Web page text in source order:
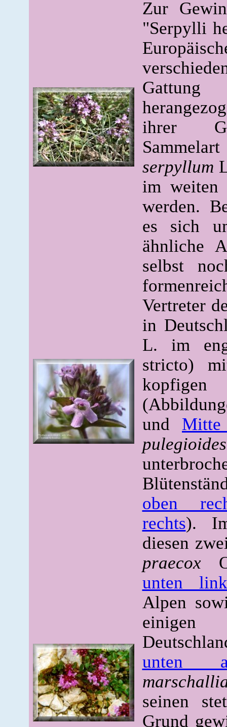
Zur
"Serpylli
ihrer
serpyllum
im weiten
werden.
es sich
ähnliche
selbst
Vertreter
in
L. im
stricto)
kopfigen
und
pulegioides
oben
rechts).
diesen
praecox
unten
Alpen
einigen
unten
seinen
Grund